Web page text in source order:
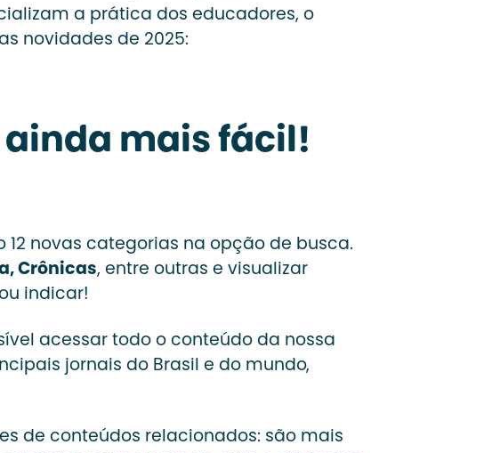
a prática dos educadores, o
novidades de 2025:
ainda mais fácil!
novas categorias na opção de busca.
Crônicas, entre outras e visualizar
indicar!
acessar todo o conteúdo da nossa
jornais do Brasil e do mundo,
de conteúdos relacionados: são mais